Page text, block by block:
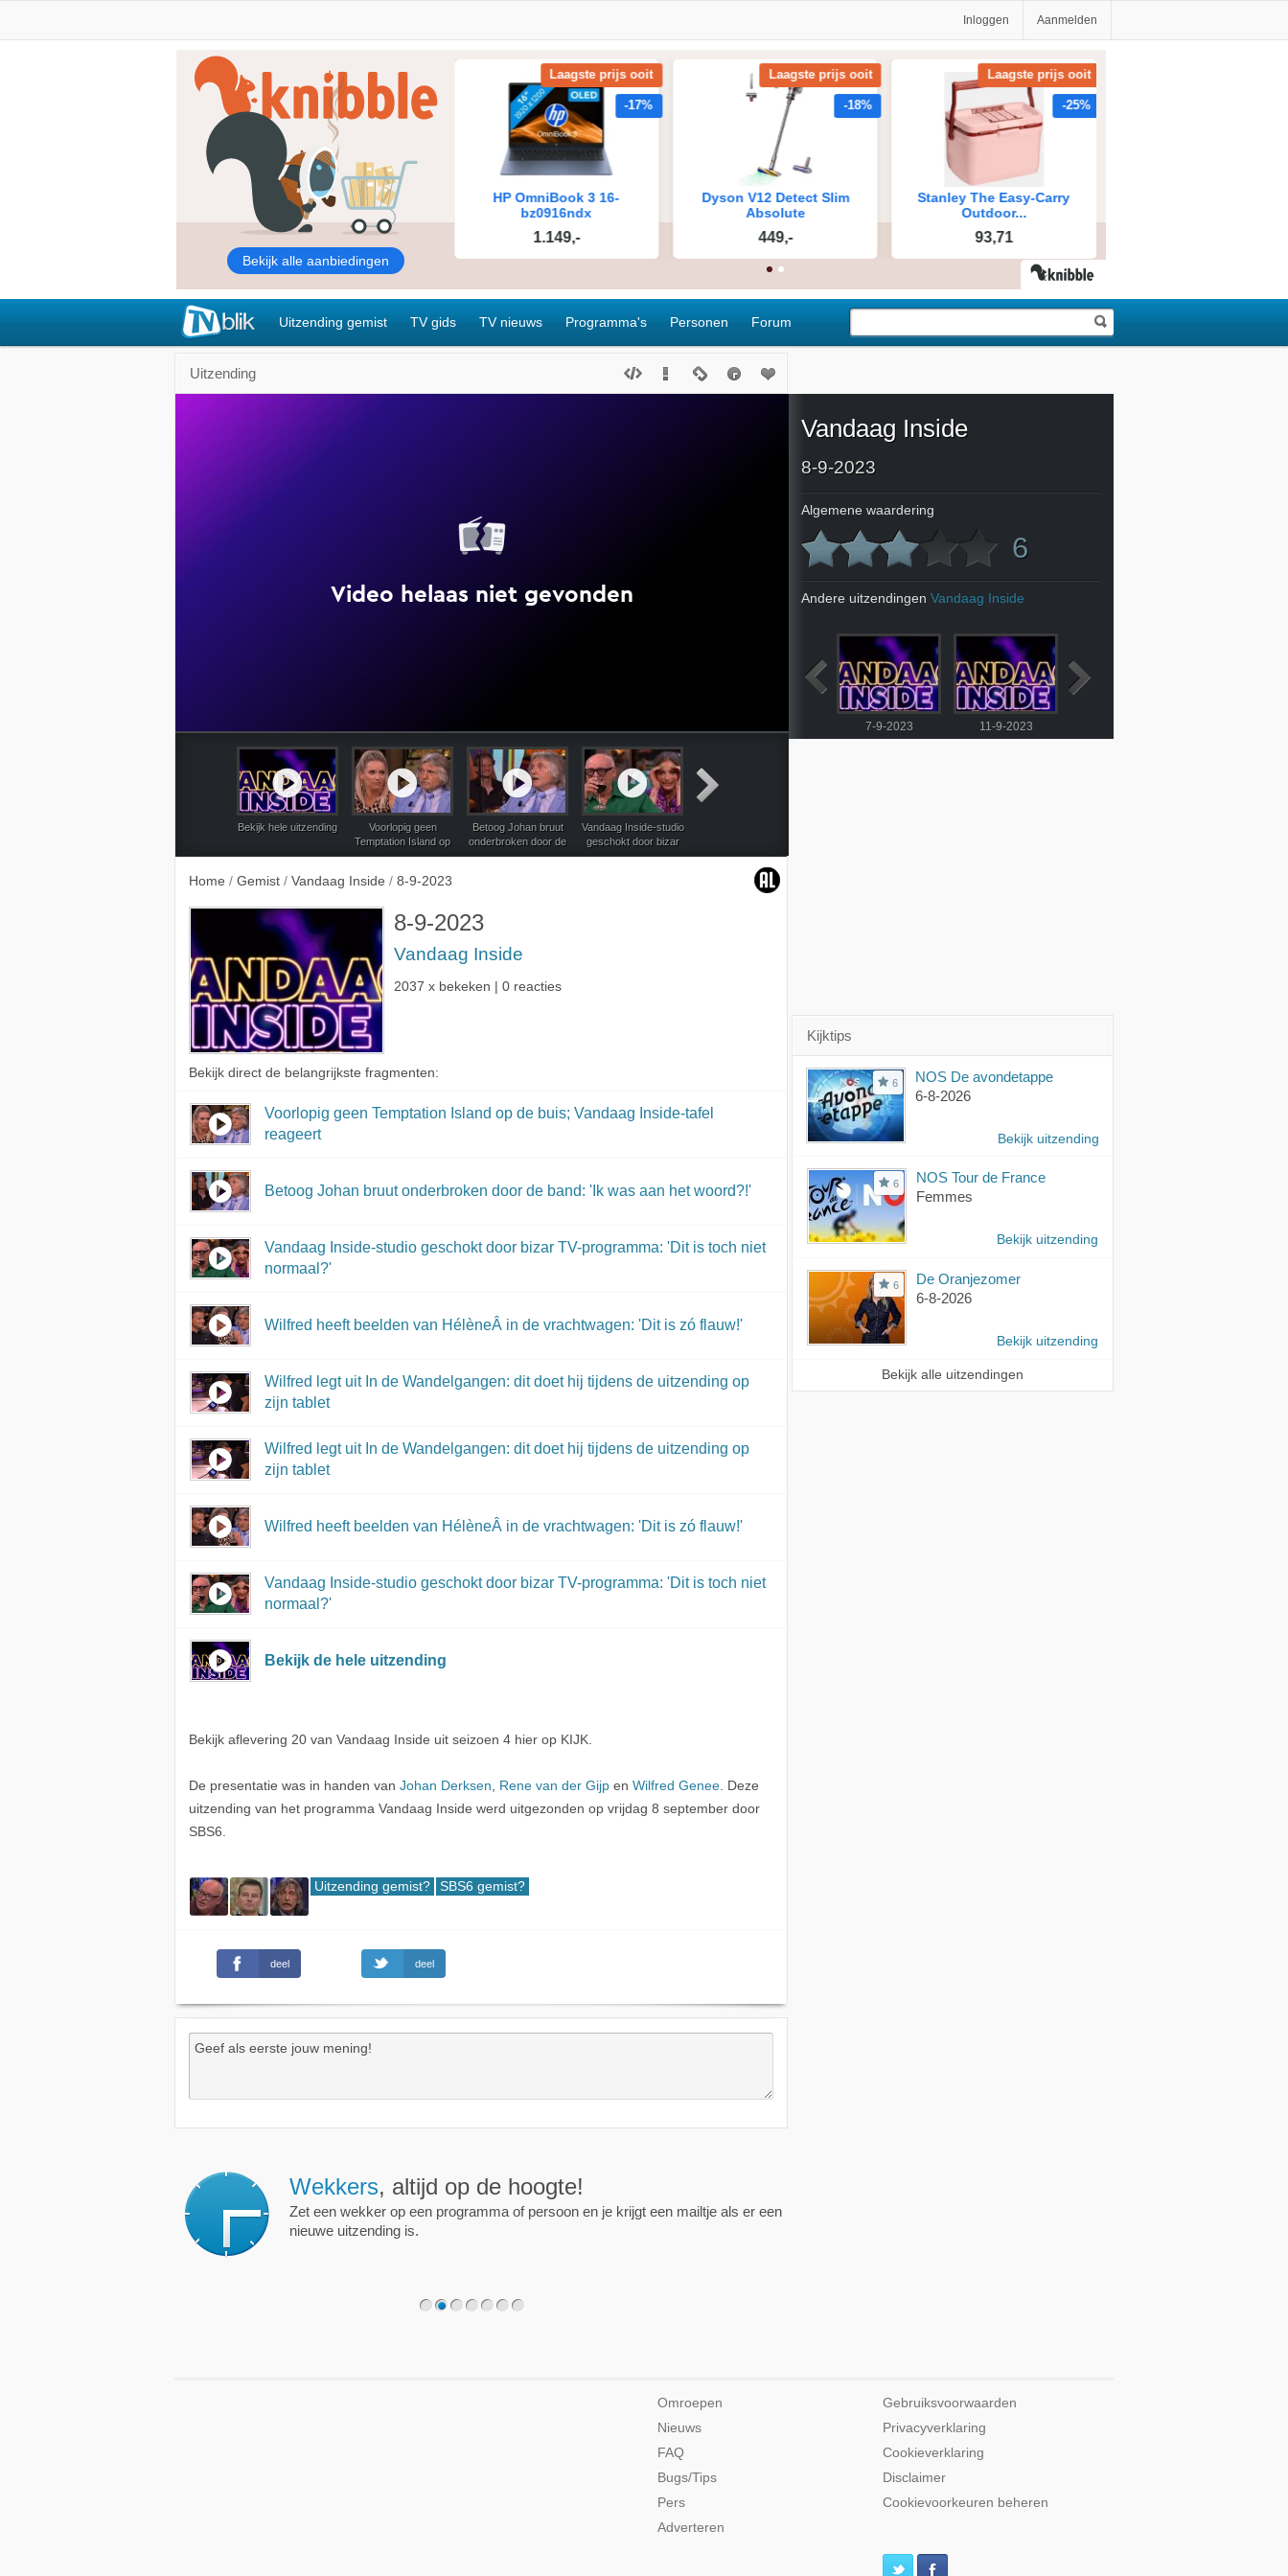
Inloggen Aanmelden
Uitzending gemist TV gids TV nieuws Programma's Personen Forum
Uitzending
Bekijk hele uitzending
Voorlopig geen
Temptation Island op
de buis; Vandaag
Betoog Johan bruut
onderbroken door de
band: 'Ik was aan het
Vandaag Inside-studio
geschokt door bizar
TV-programma: 'Dit is
vrachtwagen: 'Dit is
zó flauw!'
Home / Gemist / Vandaag Inside / 8-9-2023
8-9-2023
Vandaag Inside
2037 x bekeken | 0 reacties
Bekijk direct de belangrijkste fragmenten:
Voorlopig geen Temptation Island op de buis; Vandaag Inside-tafel
reageert
Betoog Johan bruut onderbroken door de band: 'Ik was aan het woord?!'
Vandaag Inside-studio geschokt door bizar TV-programma: 'Dit is toch niet
normaal?'
Wilfred heeft beelden van HélèneÂ in de vrachtwagen: 'Dit is zó flauw!'
Wilfred legt uit In de Wandelgangen: dit doet hij tijdens de uitzending op
zijn tablet
Wilfred legt uit In de Wandelgangen: dit doet hij tijdens de uitzending op
zijn tablet
Wilfred heeft beelden van HélèneÂ in de vrachtwagen: 'Dit is zó flauw!'
Vandaag Inside-studio geschokt door bizar TV-programma: 'Dit is toch niet
normaal?'
Bekijk de hele uitzending
Bekijk aflevering 20 van Vandaag Inside uit seizoen 4 hier op KIJK.
De presentatie was in handen van Johan Derksen, Rene van der Gijp en Wilfred Genee. Deze
uitzending van het programma Vandaag Inside werd uitgezonden op vrijdag 8 september door
SBS6.
Uitzending gemist? SBS6 gemist?
deel deel
Vandaag Inside
8-9-2023
Algemene waardering
6
Andere uitzendingen Vandaag Inside
7-9-2023 11-9-2023
Kijktips
6
NOS De avondetappe
6-8-2026
Bekijk uitzending
6
NOS Tour de France
Femmes
Bekijk uitzending
6
De Oranjezomer
6-8-2026
Bekijk uitzending
Bekijk alle uitzendingen
Wekkers, altijd op de hoogte!
Zet een wekker op een programma of persoon en je krijgt een mailtje als er een
nieuwe uitzending is.
Omroepen
Nieuws
FAQ
Bugs/Tips
Pers
Adverteren
Gebruiksvoorwaarden
Privacyverklaring
Cookieverklaring
Disclaimer
Cookievoorkeuren beheren